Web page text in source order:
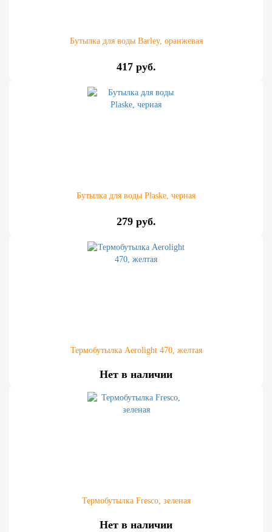
Бутылка для воды Barley, оранжевая
417 руб.
Бутылка для воды Plaske, черная
279 руб.
Термобутылка Aerolight 470, желтая
Нет в наличии
Термобутылка Fresco, зеленая
Нет в наличии